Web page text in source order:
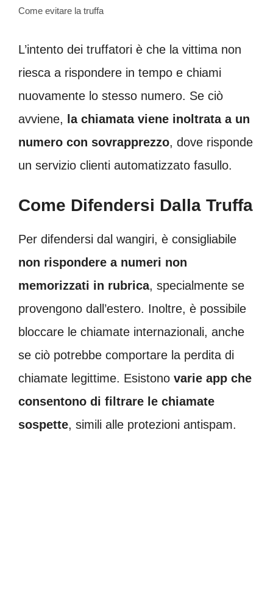
Come evitare la truffa
L’intento dei truffatori è che la vittima non
riesca a rispondere in tempo e chiami
nuovamente lo stesso numero. Se ciò
avviene,
la chiamata viene inoltrata a un
numero con sovrapprezzo, dove risponde
un servizio clienti automatizzato fasullo.
Come Difendersi Dalla Truffa
Per difendersi dal wangiri, è consigliabile
non rispondere a numeri non
memorizzati in rubrica, specialmente se
provengono dall’estero. Inoltre, è possibile
bloccare le chiamate internazionali, anche
se ciò potrebbe comportare la perdita di
chiamate legittime. Esistono varie app che
consentono di filtrare le chiamate
sospette, simili alle protezioni antispam.